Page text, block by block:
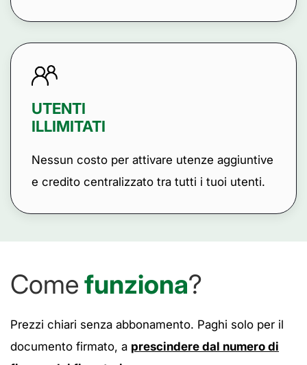
UTENTI
ILLIMITATI
Nessun costo per attivare utenze aggiuntive
e credito centralizzato tra tutti i tuoi utenti.
Comefunziona?
Prezzi chiari senza abbonamento. Paghi solo per il
documento firmato, a prescindere dal numero di